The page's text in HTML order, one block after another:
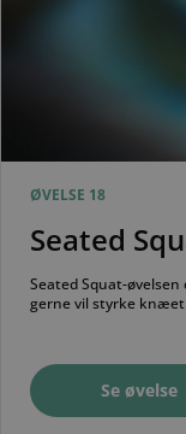
ØVELSE 18
Seated
Seated Squat-
gerne vil styrke
Se øvelse